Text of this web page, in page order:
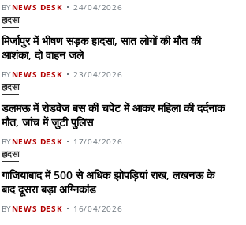
BYNEWS DESK 24/04/2026
हादसा
मिर्जापुर में भीषण सड़क हादसा, सात लोगों की मौत की
आशंका, दो वाहन जले
BYNEWS DESK 23/04/2026
हादसा
डलमऊ में रोडवेज बस की चपेट में आकर महिला की दर्दनाक
मौत, जांच में जुटी पुलिस
BYNEWS DESK 17/04/2026
हादसा
गाजियाबाद में 500 से अधिक झोपड़ियां राख, लखनऊ के
बाद दूसरा बड़ा अग्निकांड
BYNEWS DESK 16/04/2026